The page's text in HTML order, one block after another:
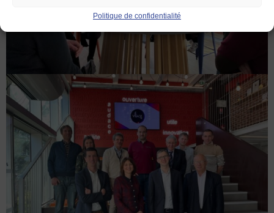
Politique de confidentialité